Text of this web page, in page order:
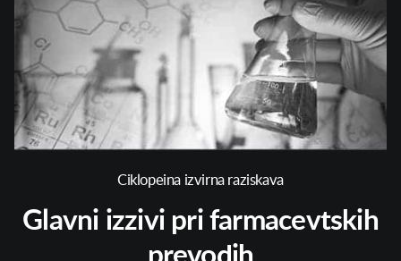
Ciklopeina izvirna raziskava
Glavni izzivi pri farmacevtskih